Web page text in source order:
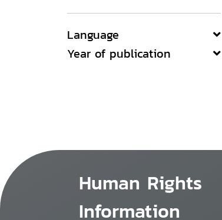
Language
Year of publication
Human Rights
Information